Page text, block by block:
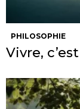
PHILOSOPHIE
Vivre,